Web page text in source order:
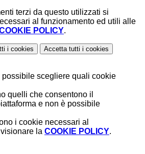
terzi da questo utilizzati si
al funzionamento ed utili alle
POLICY.
i cookies Accetta tutti i cookies
possibile scegliere quali cookie
quelli che consentono il
e non è possibile
i cookie necessari al
la COOKIE POLICY.